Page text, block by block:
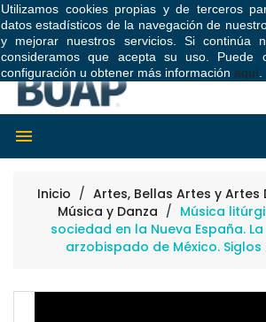
Utilizamos cookies propias y de terceros
datos estadísticos de la navegación de
y mejorar nuestros servicios. Si continúa
consideramos que acepta su uso. Puede
configuración u obtener más información aquí

Inicio
Artes, Bellas Artes y Artes
Música y Danza
Música
sociedad en la Nueva España.
arzobispado de México. Siglos